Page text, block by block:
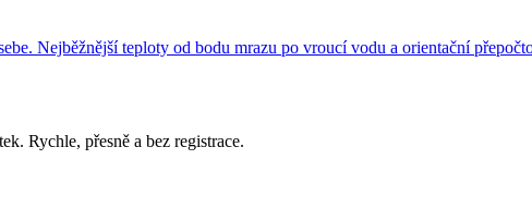
Nejběžnější teploty od bodu mrazu po vroucí vodu a orientační
Rychle, přesně a bez registrace.